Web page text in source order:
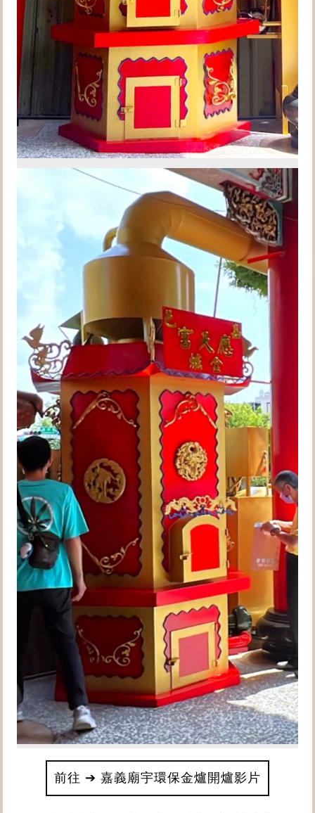
前往 ➔ 嘉義廟宇環保金爐開爐影片